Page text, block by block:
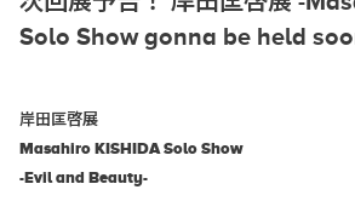
Solo Show gonna be held
岸田匡啓展
Masahiro KISHIDA Solo Show
-Evil and Beauty-